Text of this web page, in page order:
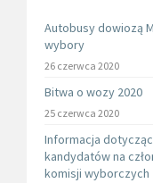
Autobusy dowiozą
wybory
26 czerwca 2020
Bitwa o wozy 2020
25 czerwca 2020
Informacja
kandydatów na
komisji wyborczych